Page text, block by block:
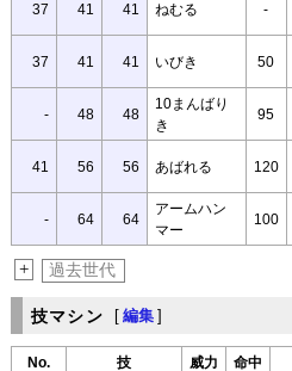
37 41 41 ねむる -
37 41 41 いびき 50
- 48 48
10まんばり
き
95
41 56 56 あばれる 120
- 64 64
アームハン
マー
100
+ 過去世代
技マシン [ 編集 ]
No. 技 威力 命中